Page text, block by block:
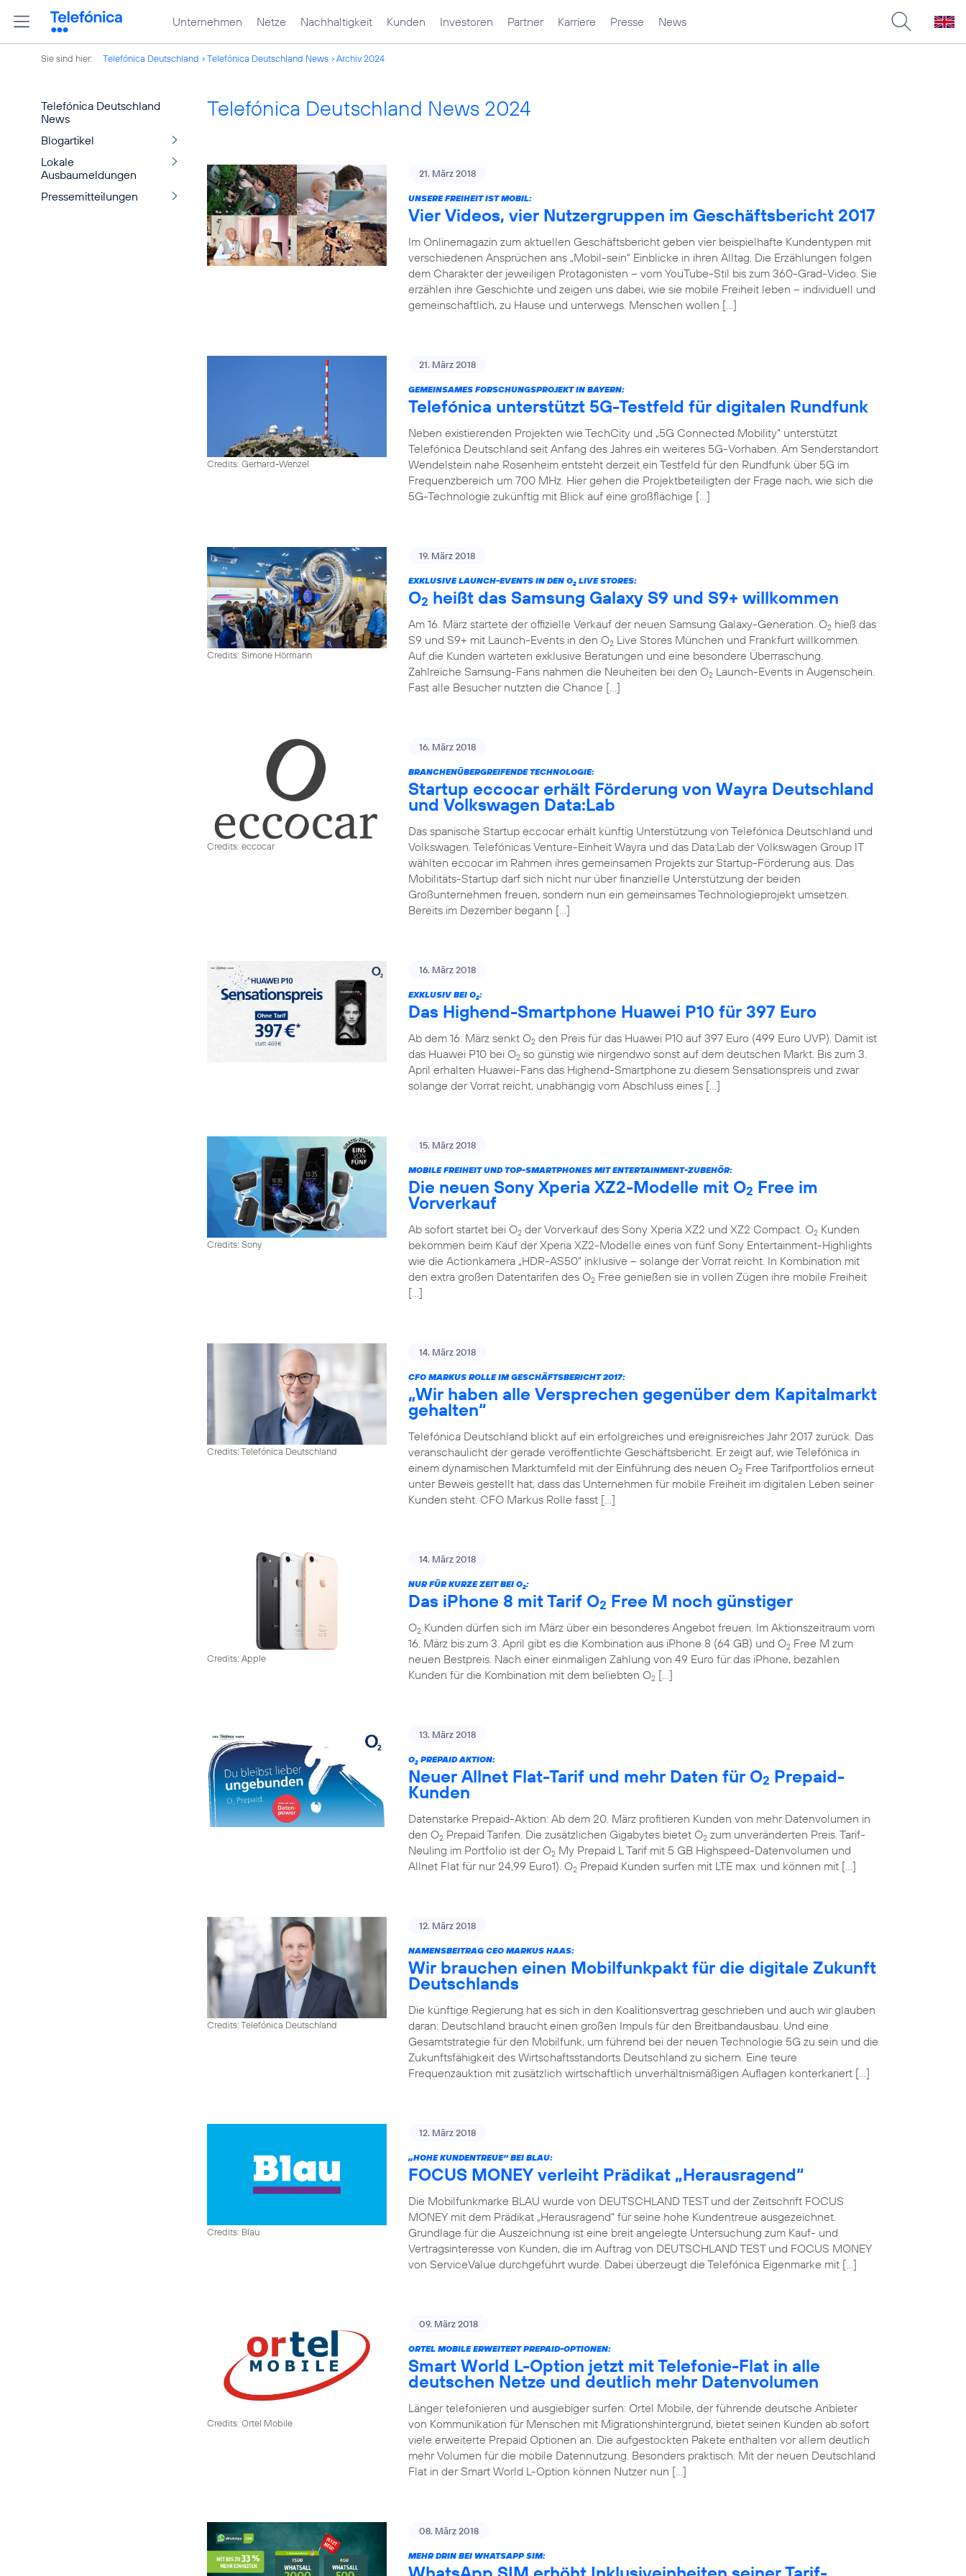
Unternehmen Netze Nachhaltigkeit Kunden Investoren Partner Karriere Presse News
Sie sind hier: Telefónica Deutschland Telefónica Deutschland News Archiv 2024
Telefónica Deutschland
News
Blogartikel
Lokale
Ausbaumeldungen
Pressemitteilungen
Telefónica Deutschland News 2024
21. März 2018
UNSERE FREIHEIT IST MOBIL:
Vier Videos, vier Nutzergruppen im Geschäftsbericht 2017
Im Onlinemagazin zum aktuellen Geschäftsbericht geben vier beispielhafte Kundentypen mit
verschiedenen Ansprüchen ans „Mobil-sein“ Einblicke in ihren Alltag. Die Erzählungen folgen
dem Charakter der jeweiligen Protagonisten – vom YouTube-Stil bis zum 360-Grad-Video. Sie
erzählen ihre Geschichte und zeigen uns dabei, wie sie mobile Freiheit leben – individuell und
gemeinschaftlich, zu Hause und unterwegs. Menschen wollen […]
Credits: Gerhard-Wenzel
21. März 2018
GEMEINSAMES FORSCHUNGSPROJEKT IN BAYERN:
Telefónica unterstützt 5G-Testfeld für digitalen Rundfunk
Neben existierenden Projekten wie TechCity und „5G Connected Mobility“ unterstützt
Telefónica Deutschland seit Anfang des Jahres ein weiteres 5G-Vorhaben. Am Senderstandort
Wendelstein nahe Rosenheim entsteht derzeit ein Testfeld für den Rundfunk über 5G im
Frequenzbereich um 700 MHz. Hier gehen die Projektbeteiligten der Frage nach, wie sich die
5G-Technologie zukünftig mit Blick auf eine großflächige […]
Credits: Simone Hörmann
19. März 2018
EXKLUSIVE LAUNCH-EVENTS IN DEN O2 LIVE STORES:
O2 heißt das Samsung Galaxy S9 und S9+ willkommen
Am 16. März startete der offizielle Verkauf der neuen Samsung Galaxy-Generation. O2 hieß das
S9 und S9+ mit Launch-Events in den O2 Live Stores München und Frankfurt willkommen.
Auf die Kunden warteten exklusive Beratungen und eine besondere Überraschung.
Zahlreiche Samsung-Fans nahmen die Neuheiten bei den O2 Launch-Events in Augenschein.
Fast alle Besucher nutzten die Chance […]
Credits: eccocar
16. März 2018
BRANCHENÜBERGREIFENDE TECHNOLOGIE:
Startup eccocar erhält Förderung von Wayra Deutschland
und Volkswagen Data:Lab
Das spanische Startup eccocar erhält künftig Unterstützung von Telefónica Deutschland und
Volkswagen. Telefónicas Venture-Einheit Wayra und das Data:Lab der Volkswagen Group IT
wählten eccocar im Rahmen ihres gemeinsamen Projekts zur Startup-Förderung aus. Das
Mobilitäts-Startup darf sich nicht nur über finanzielle Unterstützung der beiden
Großunternehmen freuen, sondern nun ein gemeinsames Technologieprojekt umsetzen.
Bereits im Dezember begann […]
16. März 2018
EXKLUSIV BEI O2:
Das Highend-Smartphone Huawei P10 für 397 Euro
Ab dem 16. März senkt O2 den Preis für das Huawei P10 auf 397 Euro (499 Euro UVP). Damit ist
das Huawei P10 bei O2 so günstig wie nirgendwo sonst auf dem deutschen Markt. Bis zum 3.
April erhalten Huawei-Fans das Highend-Smartphone zu diesem Sensationspreis und zwar
solange der Vorrat reicht, unabhängig vom Abschluss eines […]
Credits: Sony
15. März 2018
MOBILE FREIHEIT UND TOP-SMARTPHONES MIT ENTERTAINMENT-ZUBEHÖR:
Die neuen Sony Xperia XZ2-Modelle mit O2 Free im
Vorverkauf
Ab sofort startet bei O2 der Vorverkauf des Sony Xperia XZ2 und XZ2 Compact. O2 Kunden
bekommen beim Kauf der Xperia XZ2-Modelle eines von fünf Sony Entertainment-Highlights
wie die Actionkamera „HDR-AS50“ inklusive – solange der Vorrat reicht. In Kombination mit
den extra großen Datentarifen des O2 Free genießen sie in vollen Zügen ihre mobile Freiheit
[…]
Credits: Telefónica Deutschland
14. März 2018
CFO MARKUS ROLLE IM GESCHÄFTSBERICHT 2017:
„Wir haben alle Versprechen gegenüber dem Kapitalmarkt
gehalten“
Telefónica Deutschland blickt auf ein erfolgreiches und ereignisreiches Jahr 2017 zurück. Das
veranschaulicht der gerade veröffentlichte Geschäftsbericht. Er zeigt auf, wie Telefónica in
einem dynamischen Marktumfeld mit der Einführung des neuen O2 Free Tarifportfolios erneut
unter Beweis gestellt hat, dass das Unternehmen für mobile Freiheit im digitalen Leben seiner
Kunden steht. CFO Markus Rolle fasst […]
Credits: Apple
14. März 2018
NUR FÜR KURZE ZEIT BEI O2:
Das iPhone 8 mit Tarif O2 Free M noch günstiger
O2 Kunden dürfen sich im März über ein besonderes Angebot freuen. Im Aktionszeitraum vom
16. März bis zum 3. April gibt es die Kombination aus iPhone 8 (64 GB) und O2 Free M zum
neuen Bestpreis. Nach einer einmaligen Zahlung von 49 Euro für das iPhone, bezahlen
Kunden für die Kombination mit dem beliebten O2 […]
13. März 2018
O2 PREPAID AKTION:
Neuer Allnet Flat-Tarif und mehr Daten für O2 Prepaid-
Kunden
Datenstarke Prepaid-Aktion: Ab dem 20. März profitieren Kunden von mehr Datenvolumen in
den O2 Prepaid Tarifen. Die zusätzlichen Gigabytes bietet O2 zum unveränderten Preis. Tarif-
Neuling im Portfolio ist der O2 My Prepaid L Tarif mit 5 GB Highspeed-Datenvolumen und
Allnet Flat für nur 24,99 Euro1). O2 Prepaid Kunden surfen mit LTE max. und können mit […]
Credits: Telefónica Deutschland
12. März 2018
NAMENSBEITRAG CEO MARKUS HAAS:
Wir brauchen einen Mobilfunkpakt für die digitale Zukunft
Deutschlands
Die künftige Regierung hat es sich in den Koalitionsvertrag geschrieben und auch wir glauben
daran: Deutschland braucht einen großen Impuls für den Breitbandausbau. Und eine
Gesamtstrategie für den Mobilfunk, um führend bei der neuen Technologie 5G zu sein und die
Zukunftsfähigkeit des Wirtschaftsstandorts Deutschland zu sichern. Eine teure
Frequenzauktion mit zusätzlich wirtschaftlich unverhältnismäßigen Auflagen konterkariert […]
Credits: Blau
12. März 2018
„HOHE KUNDENTREUE“ BEI BLAU:
FOCUS MONEY verleiht Prädikat „Herausragend“
Die Mobilfunkmarke BLAU wurde von DEUTSCHLAND TEST und der Zeitschrift FOCUS
MONEY mit dem Prädikat „Herausragend“ für seine hohe Kundentreue ausgezeichnet.
Grundlage für die Auszeichnung ist eine breit angelegte Untersuchung zum Kauf- und
Vertragsinteresse von Kunden, die im Auftrag von DEUTSCHLAND TEST und FOCUS MONEY
von ServiceValue durchgeführt wurde. Dabei überzeugt die Telefónica Eigenmarke mit […]
Credits: Ortel Mobile
09. März 2018
ORTEL MOBILE ERWEITERT PREPAID-OPTIONEN:
Smart World L-Option jetzt mit Telefonie-Flat in alle
deutschen Netze und deutlich mehr Datenvolumen
Länger telefonieren und ausgiebiger surfen: Ortel Mobile, der führende deutsche Anbieter
von Kommunikation für Menschen mit Migrationshintergrund, bietet seinen Kunden ab sofort
viele erweiterte Prepaid Optionen an. Die aufgestockten Pakete enthalten vor allem deutlich
mehr Volumen für die mobile Datennutzung. Besonders praktisch: Mit der neuen Deutschland
Flat in der Smart World L-Option können Nutzer nun […]
08. März 2018
MEHR DRIN BEI WHATSAPP SIM: